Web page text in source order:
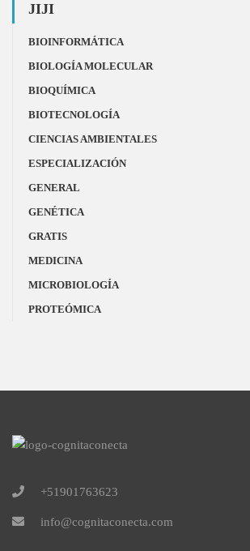
JIJI
BIOINFORMÁTICA
BIOLOGÍA MOLECULAR
BIOQUÍMICA
BIOTECNOLOGÍA
CIENCIAS AMBIENTALES
ESPECIALIZACIÓN
GENERAL
GENÉTICA
GRATIS
MEDICINA
MICROBIOLOGÍA
PROTEÓMICA
+51901763623
info@cognitaconecta.com